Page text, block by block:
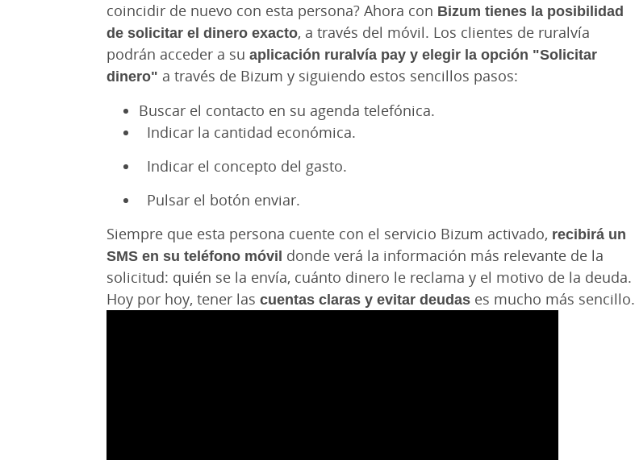
coincidir de nuevo con esta persona? Ahora con Bizum tienes la posibilidad
de solicitar el dinero exacto, a través del móvil. Los clientes de ruralvía
podrán acceder a su aplicación ruralvía pay y elegir la opción "Solicitar
dinero" a través de Bizum y siguiendo estos sencillos pasos:
Buscar el contacto en su agenda telefónica.
Indicar la cantidad económica.
Indicar el concepto del gasto.
Pulsar el botón enviar.
Siempre que esta persona cuente con el servicio Bizum activado, recibirá un
SMS en su teléfono móvil donde verá la información más relevante de la
solicitud: quién se la envía, cuánto dinero le reclama y el motivo de la deuda.
Hoy por hoy, tener las cuentas claras y evitar deudas es mucho más sencillo.